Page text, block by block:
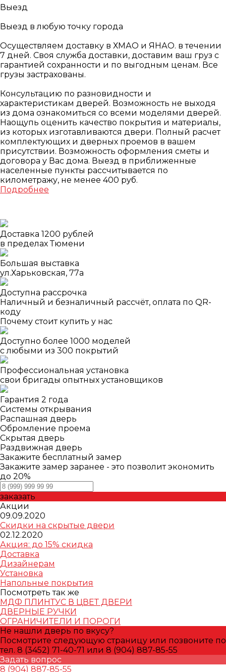
Выезд
Выезд в любую точку города
Осуществляем доставку в ХМАО и ЯНАО. в течении
7 дней. Своя служба доставки, доставим ваш груз с
гарантией сохранности и по выгодным ценам. Все
грузы застрахованы.
Консультацию по разновидности и
характеристикам дверей. Возможность не выходя
из дома ознакомиться со всеми моделями дверей.
Наощупь оценить качество покрытия и материалы,
из которых изготавливаются двери. Полный расчет
комплектующих и дверных проемов в вашем
присутствии. Возможность оформления сметы и
договора у Вас дома. Выезд в приближенные
населенные пункты рассчитывается по
километражу, не менее 400 руб.
Подробнее
Доставка 1200 рублей
в пределах Тюмени
Большая выставка
ул.Харьковская, 77а
Доступна рассрочка
Наличный и безналичный рассчёт, оплата по QR-
коду
Почему стоит купить у нас
Доступно более 1000 моделей
с любыми из 300 покрытий
Профессиональная установка
свои бригады опытных установщиков
Гарантия 2 года
Системы открывания
Распашная дверь
Обромление проема
Скрытая дверь
Раздвижная дверь
Закажите бесплатный замер
Закажите замер заранее - это позволит экономить
до 20%
заказать
Акции
09.09.2020
Скидки на скрытые двери
02.12.2020
Акция: до 15% скидка
Доставка
Дизайнерам
Установка
Напольные покрытия
Посмотреть так же
МДФ ПЛИНТУС В ЦВЕТ ДВЕРИ
ДВЕРНЫЕ РУЧКИ
ОГРАНИЧИТЕЛИ И ПОРОГИ
Не нашли дверь по вкусу?
Посмотрите следующую страницу или позвоните по
тел. 8 (3452) 71-40-71 или 8 (904) 887-85-55
Задать вопрос
8 (904) 887-85-55